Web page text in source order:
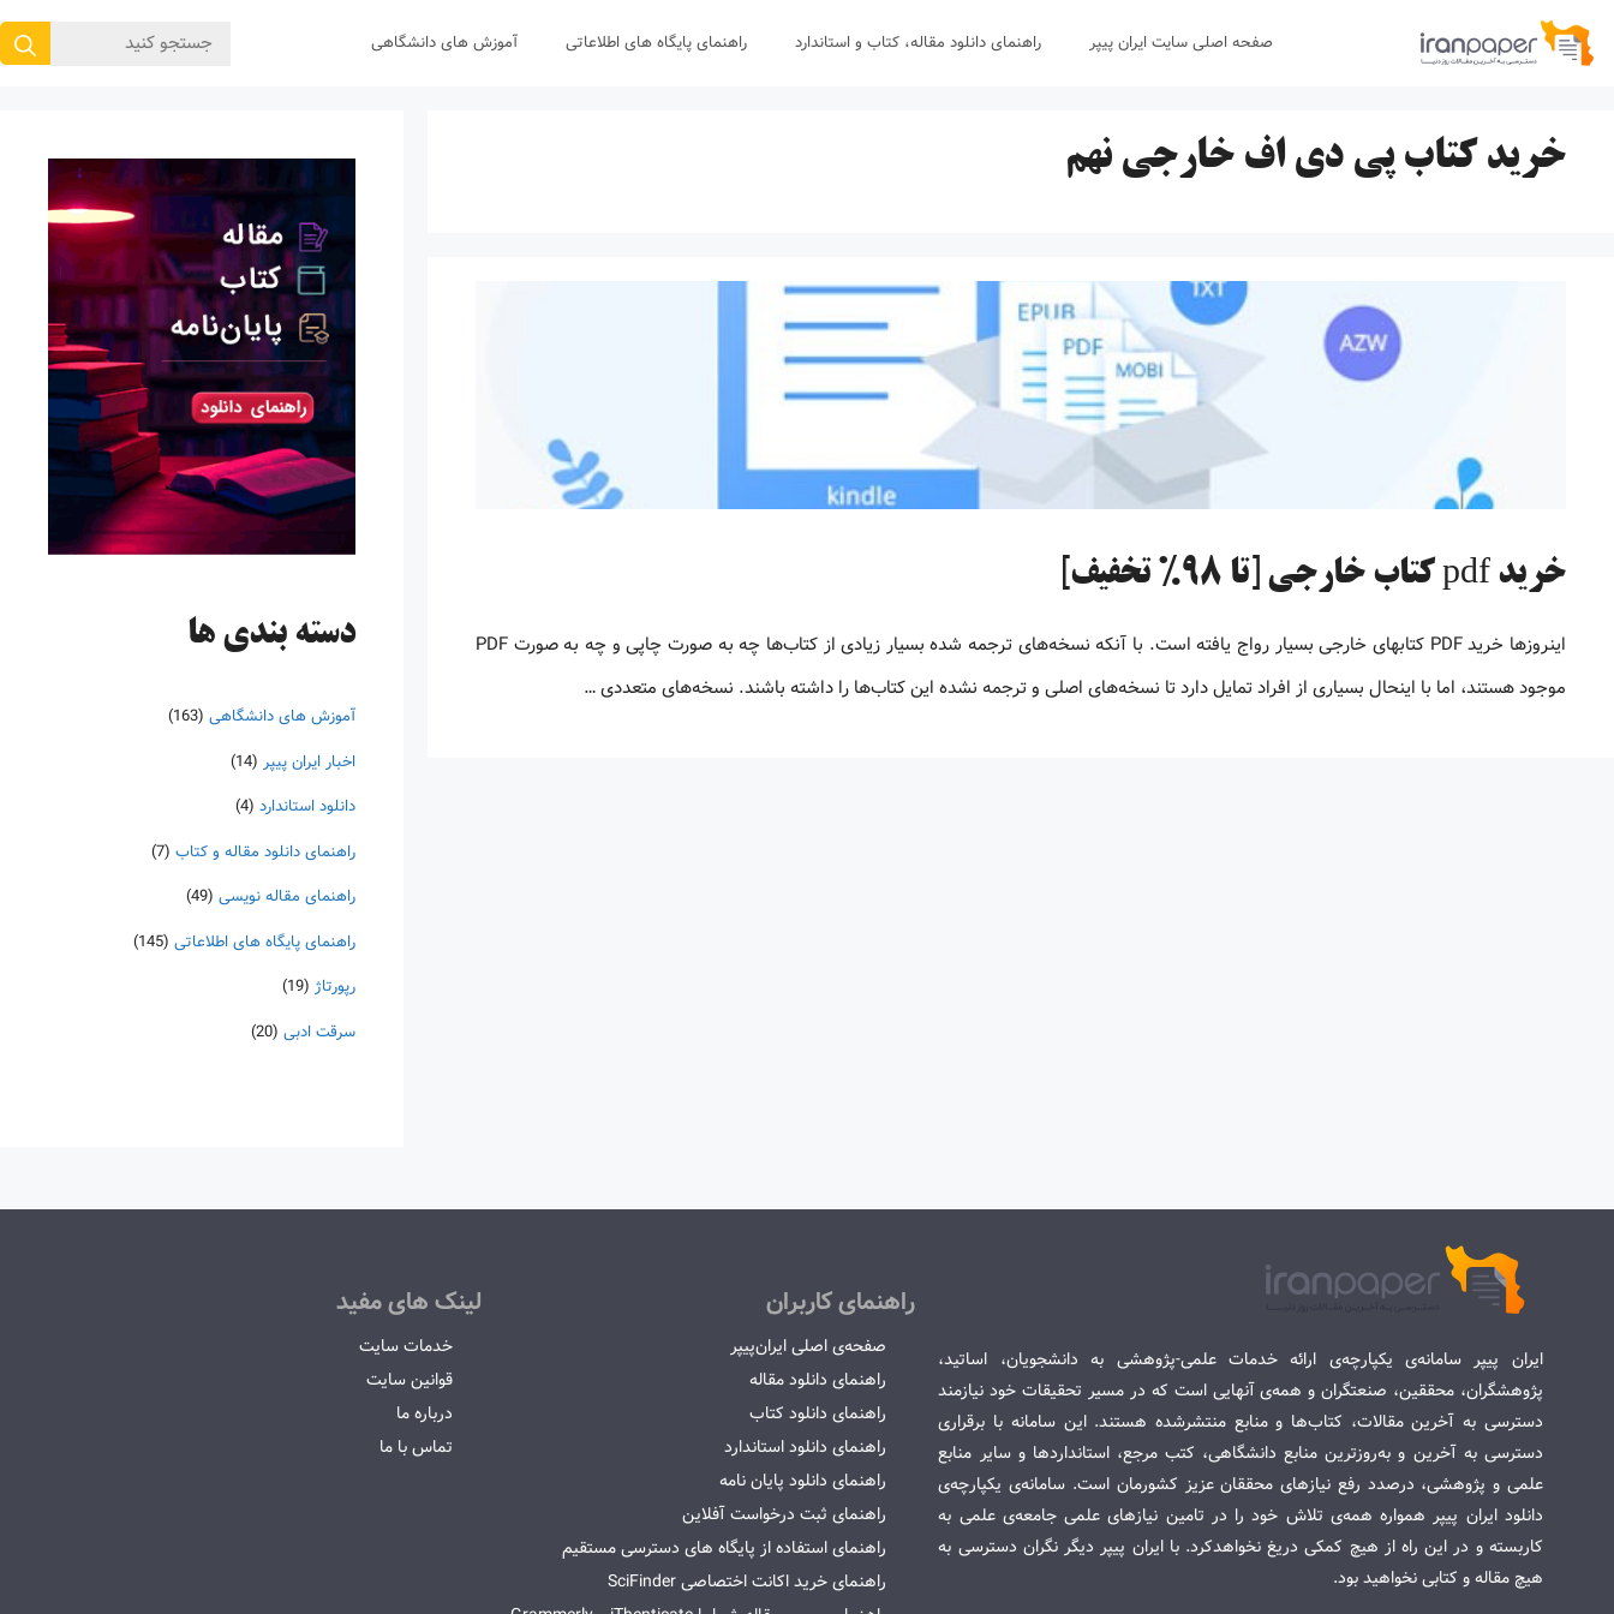
پرش
صفحه اصلی سایت ایران پیپر راهنمای دانلود مقاله، کتاب و استاندارد راهنمای پایگاه های اطلاعاتی آموزش های دانشگاهی
جستجوی
خرید کتاب پی دی اف خارجی نهم
خرید pdf کتاب خارجی [تا 98% تخفیف]
اینروزها خرید PDF کتاب‎های خارجی بسیار رواج یافته است. با آنکه نسخه‌های ترجمه شده بسیار زیادی از کتاب‌ها چه به صورت چاپی و چه به صورت PDF
موجود هستند، اما با اینحال بسیاری از افراد تمایل دارد تا نسخه‌های اصلی و ترجمه نشده این کتاب‌ها را داشته باشند. نسخه‌های متعددی …
دسته‌ بندی ها
آموزش های دانشگاهی (163)
اخبار ایران پیپر (14)
دانلود استاندارد (4)
راهنمای دانلود مقاله و کتاب (7)
راهنمای مقاله نویسی (49)
راهنمای پایگاه های اطلاعاتی (145)
رپورتاژ (19)
سرقت ادبی (20)
ایران پیپر سامانه‌ی یکپارچه‌ی ارائه خدمات علمی-پژوهشی به دانشجویان، اساتید،
پژوهشگران، محققین، صنعتگران و همه‌ی آنهایی است که در مسیر تحقیقات خود نیازمند
دسترسی به آخرین مقالات، کتاب‌ها و منابع منتشرشده هستند. این سامانه با برقراری
دسترسی به آخرین و به‌روزترین منابع دانشگاهی، کتب مرجع، استانداردها و سایر منابع
علمی و پژوهشی، درصدد رفع نیازهای محققان عزیز کشورمان است. سامانه‌ی یکپارچه‌ی
دانلود ایران پیپر همواره همه‌ی تلاش خود را در تامین نیازهای علمی جامعه‌ی علمی به
کاربسته و در این راه از هیچ کمکی دریغ نخواهدکرد. با ایران پیپر دیگر نگران دسترسی به
هیچ مقاله و کتابی نخواهید بود.
راهنمای کاربران
صفحه‌ی اصلی ایران‌پیپر
راهنمای دانلود مقاله
راهنمای دانلود کتاب
راهنمای دانلود استاندارد
راهنمای دانلود پایان نامه
راهنمای ثبت درخواست آفلاین
راهنمای استفاده از پایگاه های دسترسی مستقیم
راهنمای خرید اکانت اختصاصی SciFinder
لینک های مفید
خدمات سایت
قوانین سایت
درباره ما
تماس با ما